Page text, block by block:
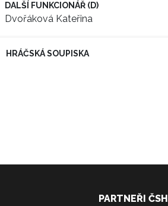
DALŠÍ FUNKCIONÁŘ (D)
Dvořáková Kateřina
HRÁČSKÁ SOUPISKA
PARTNEŘI ČSH